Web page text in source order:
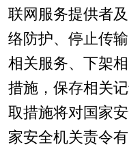
联网服务提供者
络防护、停止传
相关服务、下架
措施，保存相关
取措施将对国家
家安全机关责令